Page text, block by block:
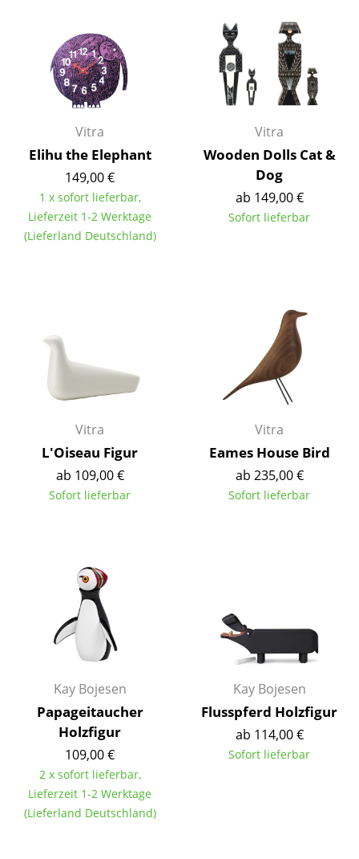
... alle Tische
Aufbewahren
Regale & Schränke
Bücherregale
Wandregale
Sideboards & Kommoden
Garderoben
Kleinaufbewahrung
... alle Aufbewahrungsmöbel
Schreibtischleuchten
Stehleuchten & Leseleuchten
Bodenleuchten
Outdoor-Leuchten
Akkuleuchten
... alle Leuchten
Betten
Vitra
Elihu the Elephant
149,00 €
1 x sofort lieferbar,
Lieferzeit 1-2 Werktage
(Lieferland Deutschland)
Vitra
Wooden Dolls Cat &
Dog
ab 149,00 €
Sofort lieferbar
Vitra
L'Oiseau Figur
ab 109,00 €
Sofort lieferbar
Vitra
Eames House Bird
ab 235,00 €
Sofort lieferbar
Kay Bojesen
Papageitaucher
Holzfigur
109,00 €
2 x sofort lieferbar,
Lieferzeit 1-2 Werktage
(Lieferland Deutschland)
Kay Bojesen
Flusspferd Holzfigur
ab 114,00 €
Sofort lieferbar